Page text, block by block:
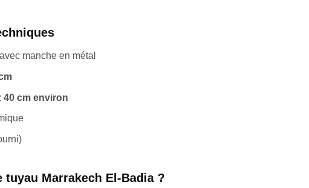
manche en métal
40 cm environ
Marrakech El-Badia ?